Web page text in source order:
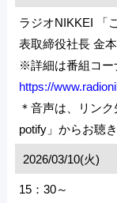
ラジオNIKKEI 「
表取締役社長 金
※詳細は番組コー
https://
＊音声は、リン
potify」からお聴
2026/03/10(火)
15：30～